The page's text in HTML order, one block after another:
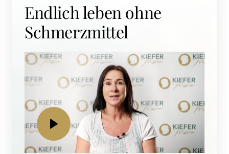
Endlich leben ohne
Schmerzmittel